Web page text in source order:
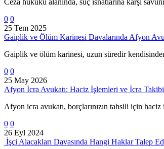
0 0
25 Tem 2025
Gaiplik ve Ölüm Karinesi Davalarında Afyon
Gaiplik ve ölüm karinesi, uzun süredir
0 0
25 May 2026
Afyon İcra Avukatı: Haciz İşlemleri ve İcra Takibi
Afyon icra avukatı, borçlarınızın tahsili için
0 0
26 Eyl 2024
İşçi Alacakları Davasında Hangi Haklar Talep